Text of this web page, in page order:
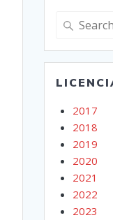
Search
2017
2018
2019
2020
2021
2022
2023